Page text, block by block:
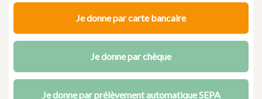
Je donne par carte bancaire
Je donne par chèque
Je donne par prélèvement automatique SEPA